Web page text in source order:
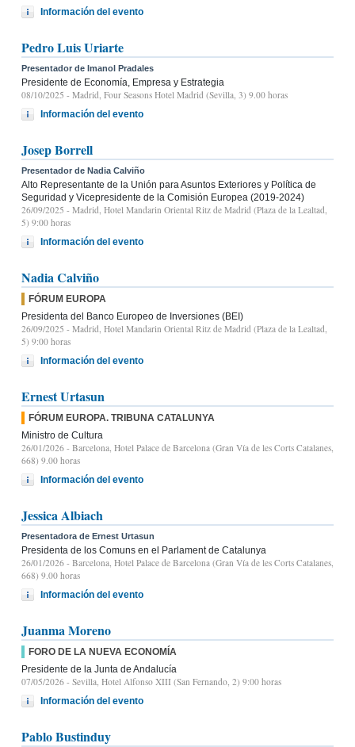
Información del evento
Pedro Luis Uriarte
Presentador de Imanol Pradales
Presidente de Economía, Empresa y Estrategia
08/10/2025 - Madrid, Four Seasons Hotel Madrid (Sevilla, 3) 9.00 horas
Información del evento
Josep Borrell
Presentador de Nadia Calviño
Alto Representante de la Unión para Asuntos Exteriores y Política de
Seguridad y Vicepresidente de la Comisión Europea (2019-2024)
26/09/2025 - Madrid, Hotel Mandarin Oriental Ritz de Madrid (Plaza de la Lealtad,
5) 9:00 horas
Información del evento
Nadia Calviño
FÓRUM EUROPA
Presidenta del Banco Europeo de Inversiones (BEI)
26/09/2025 - Madrid, Hotel Mandarin Oriental Ritz de Madrid (Plaza de la Lealtad,
5) 9:00 horas
Información del evento
Ernest Urtasun
FÓRUM EUROPA. TRIBUNA CATALUNYA
Ministro de Cultura
26/01/2026 - Barcelona, Hotel Palace de Barcelona (Gran Vía de les Corts Catalanes,
668) 9.00 horas
Información del evento
Jessica Albiach
Presentadora de Ernest Urtasun
Presidenta de los Comuns en el Parlament de Catalunya
26/01/2026 - Barcelona, Hotel Palace de Barcelona (Gran Vía de les Corts Catalanes,
668) 9.00 horas
Información del evento
Juanma Moreno
FORO DE LA NUEVA ECONOMÍA
Presidente de la Junta de Andalucía
07/05/2026 - Sevilla, Hotel Alfonso XIII (San Fernando, 2) 9:00 horas
Información del evento
Pablo Bustinduy